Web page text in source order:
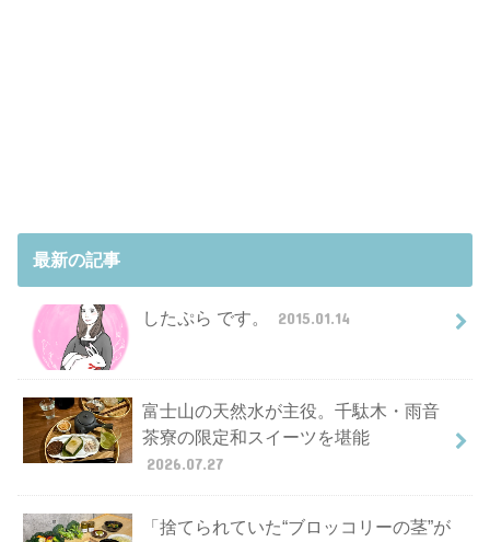
最新の記事
したぷら です。 2015.01.14
富士山の天然水が主役。千駄木・雨音
茶寮の限定和スイーツを堪能
2026.07.27
「捨てられていた“ブロッコリーの茎”が